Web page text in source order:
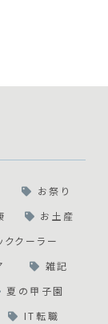
お祭り
お土産
ククーラー
雑記
夏の甲子園
IT転職